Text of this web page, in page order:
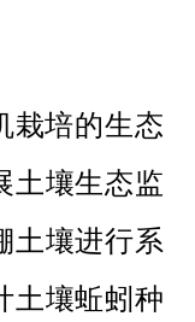
栽培的生态
土壤生态监
土壤进行系
土壤蚯蚓种